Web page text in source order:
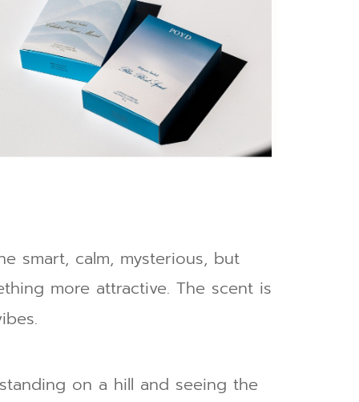
smart, calm, mysterious, but
more attractive. The scent is
on a hill and seeing the